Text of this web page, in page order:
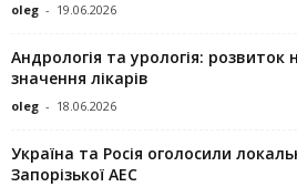
oleg - 19.06.2026
Андрологія та урологія: розвиток
значення лікарів
oleg - 18.06.2026
Україна та Росія оголосили
Запорізької АЕС